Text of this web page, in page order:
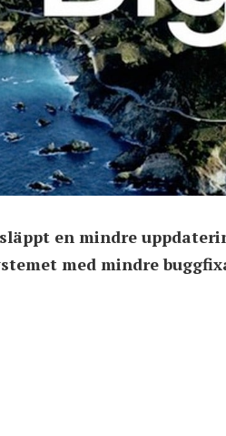
en mindre
med mindre